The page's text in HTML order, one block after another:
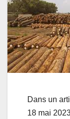
Dans un
18 mai